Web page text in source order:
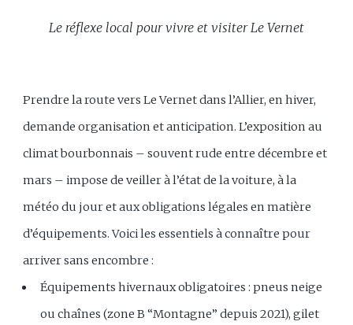
Le réflexe local pour vivre et visiter Le Vernet
Prendre la route vers Le Vernet dans l’Allier, en hiver,
demande organisation et anticipation. L’exposition au
climat bourbonnais – souvent rude entre décembre et
mars – impose de veiller à l’état de la voiture, à la
météo du jour et aux obligations légales en matière
d’équipements. Voici les essentiels à connaître pour
arriver sans encombre :
Équipements hivernaux obligatoires : pneus neige
ou chaînes (zone B “Montagne” depuis 2021), gilet